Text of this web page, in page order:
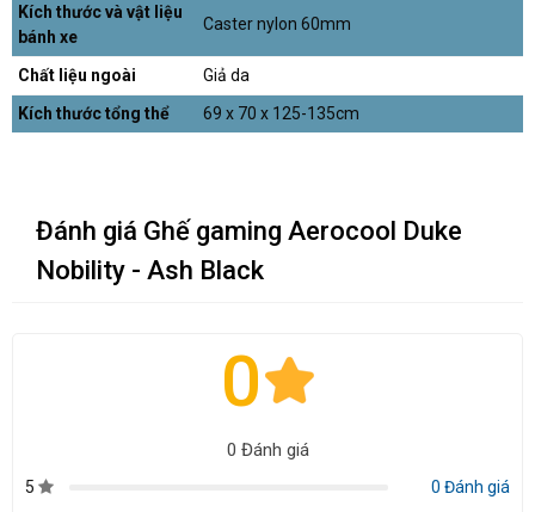
Kích thước và vật liệu
bánh xe
Caster nylon 60mm
Chất liệu ngoài
Giả da
Kích thước tổng thể
69 x 70 x 125-135cm
Đánh giá Ghế gaming Aerocool Duke
Nobility - Ash Black
0
0 Đánh giá
5
0 Đánh giá